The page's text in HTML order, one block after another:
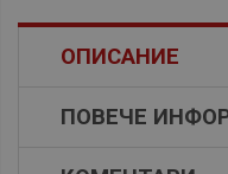
ОПИСАНИЕ
ПОВЕЧЕ